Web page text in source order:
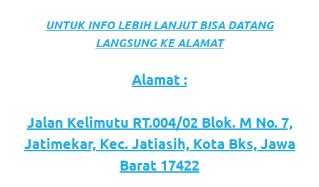
rolex.
loanswatches.com.
UNTUK INFO LEBIH LANJUT BISA DATANG
LANGSUNG KE ALAMAT
Alamat :
Jalan Kelimutu RT.004/02 Blok. M No. 7,
Jatimekar, Kec. Jatiasih, Kota Bks, Jawa
Barat 17422